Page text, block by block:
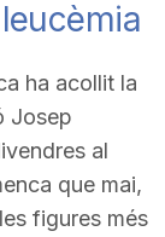
ha acollit la
Josep
al
que mai,
figures més